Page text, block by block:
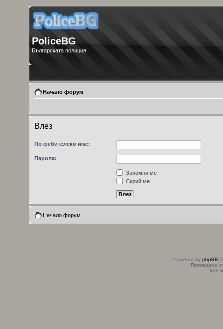
PoliceBG
Българската полиция
Начало форум
Влез
Потребителско име:
Парола:
Запомни ме
Скрий ме
Начало форум
Powered by phpBB
Преведено
free